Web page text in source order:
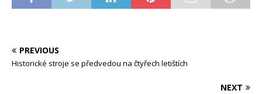
PREVIOUS
Historické stroje se předvedou na čtyřech letištích
NEXT